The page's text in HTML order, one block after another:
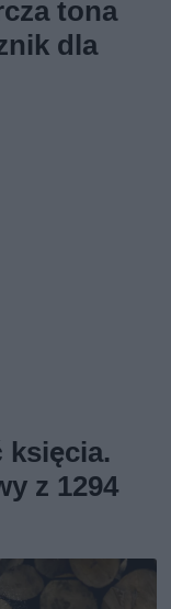
tona
dla
księcia.
z 1294